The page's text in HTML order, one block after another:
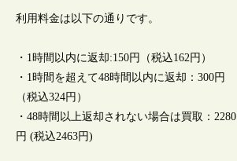
利用料金は以下の通りです。
・1時間以内に返却:150円（税込162円）
・1時間を超えて48時間以内に返却：300円
（税込324円）
・48時間以上返却されない場合は買取：2280
円 (税込2463円)